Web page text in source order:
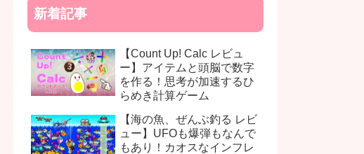
新着記事
【Count Up! Calc レビュ
ー】アイテムと頭脳で数字
を作る！思考が加速するひ
らめき計算ゲーム
【海の魚、ぜんぶ釣る レビ
ュー】UFOも爆弾もなんで
もあり！カオスなインフレ